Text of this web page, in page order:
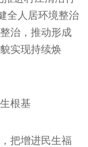
全人居环境整治
治，推动形成
实现持续焕
根基
把增进民生福